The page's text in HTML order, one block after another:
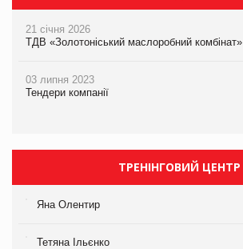
21 січня 2026
ТДВ «Золотоніський маслоробний комбінат»
03 липня 2023
Тендери компанії
ТРЕНІНГОВИЙ ЦЕНТР
Яна Олентир
Тетяна Ільєнко